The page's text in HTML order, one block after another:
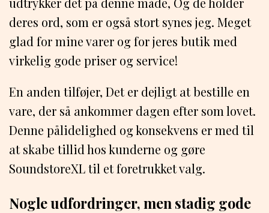
deres ord, som er også stort synes jeg. Meget
glad for mine varer og for jeres butik med
virkelig gode priser og service!
En anden tilføjer, Det er dejligt at bestille en
vare, der så ankommer dagen efter som lovet.
Denne pålidelighed og konsekvens er med til
at skabe tillid hos kunderne og gøre
SoundstoreXL til et foretrukket valg.
Nogle udfordringer, men stadig gode